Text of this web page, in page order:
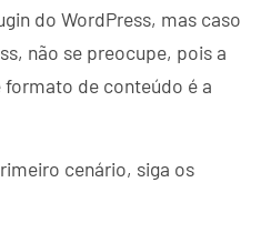
do WordPress, mas caso
não se preocupe, pois a
de conteúdo é a
cenário, siga os